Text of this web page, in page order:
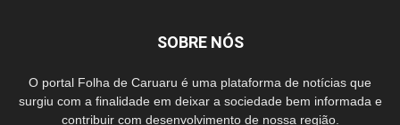
SOBRE NÓS
O portal Folha de Caruaru é uma plataforma de notícias que
surgiu com a finalidade em deixar a sociedade bem informada e
contribuir com desenvolvimento de nossa região.